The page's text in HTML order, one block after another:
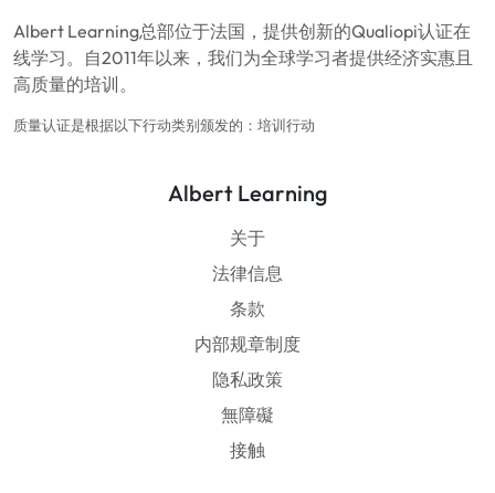
Albert Learning总部位于法国，提供创新的Qualiopi认证在
线学习。自2011年以来，我们为全球学习者提供经济实惠且
高质量的培训。
质量认证是根据以下行动类别颁发的：培训行动
Albert Learning
关于
法律信息
条款
内部规章制度
隐私政策
無障礙
接触